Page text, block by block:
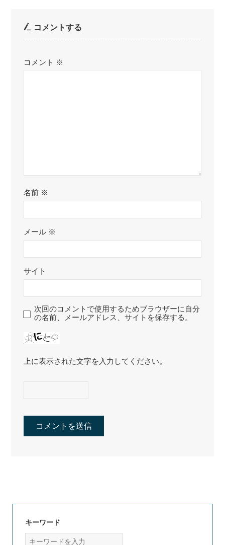
コメントする
コメント ※
名前 ※
メール ※
サイト
次回のコメントで使用するためブラウザーに自分
の名前、メールアドレス、サイトを保存する。
上に表示された文字を入力してください。
キーワード